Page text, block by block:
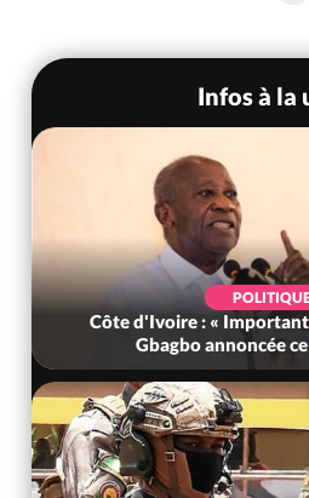
Infos à la
Côte d'Ivoire : «
Gbagbo annoncée